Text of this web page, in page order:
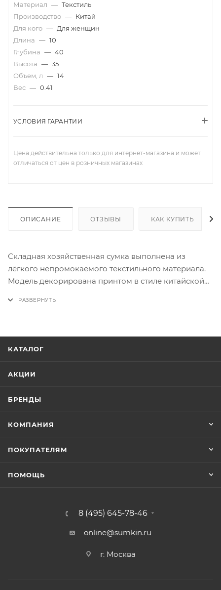
Материал — Текстиль
Производство — Китай
Для кого — Для женщин
Длина — 10
Глубина — 40
Высота — 35
Объем, л — 14
Вес — 0.41
УСЛОВИЯ ГАРАНТИИ
Цена действительна только для интернет-магазина и может
отличаться от цен в розничных магазинах
ОПИСАНИЕ ОТЗЫВЫ КАК КУПИТЬ
Складная хозяйственная сумка выполнена из
лёгкого непромокаемого текстильного материала.
Модель декорирована принтом в стиле китайской
КАТАЛОГ
АКЦИИ
БРЕНДЫ
КОМПАНИЯ
ПОКУПАТЕЛЯМ
ПОМОЩЬ
8 (495) 645-78-46
online@sumkin.ru
г. Москва